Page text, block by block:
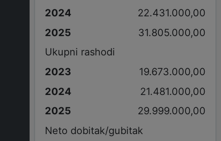
22.431.000,00
31.805.000,00
Ukupni rashodi
19.673.000,00
21.481.000,00
29.999.000,00
Neto dobitak/gubitak